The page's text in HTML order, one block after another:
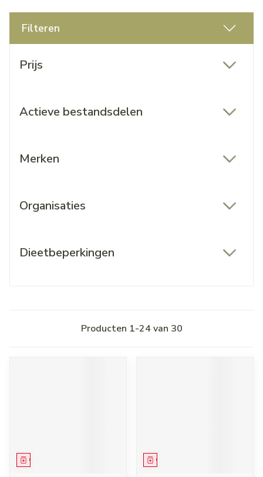
Filteren
Prijs
Actieve bestandsdelen
Merken
Organisaties
Dieetbeperkingen
Producten 1-24van 30
Geneesmiddel Geneesmiddel